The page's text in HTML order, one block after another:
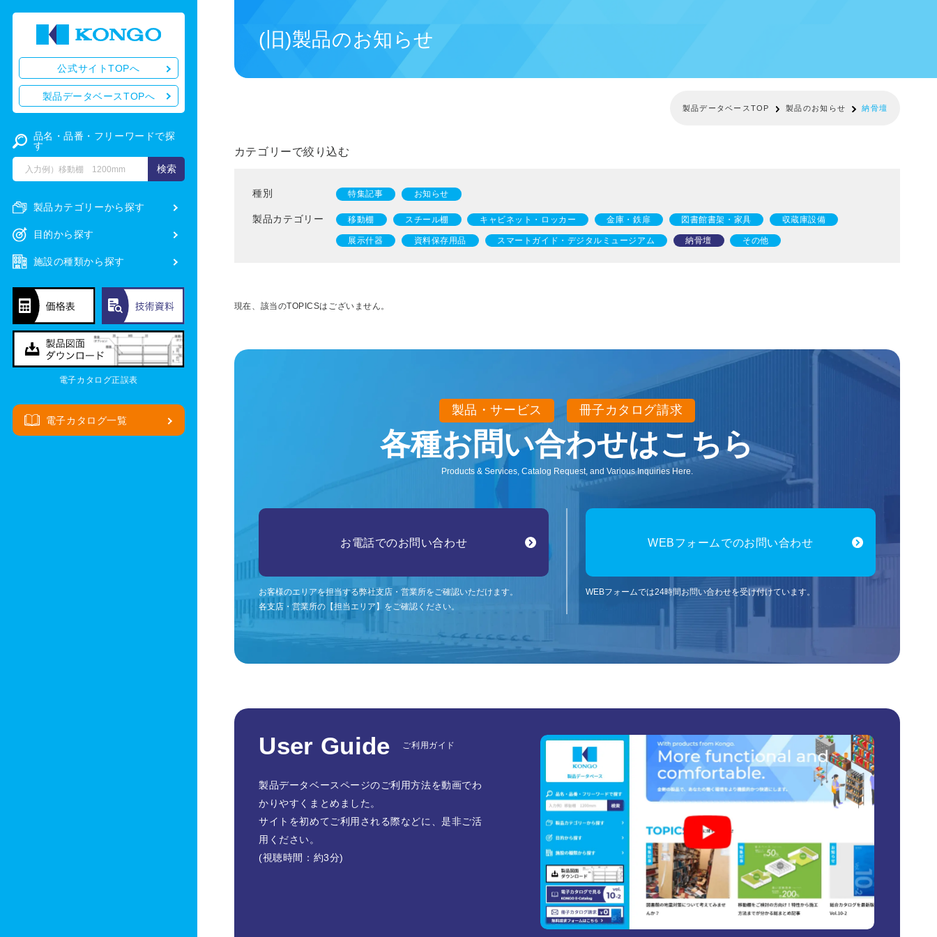
公式サイトTOPへ
製品データベースTOPへ
品名・品番・フリーワードで探
す
製品カテゴリーから探す
目的から探す
施設の種類から探す
電子カタログ正誤表
電子カタログ一覧
(旧)製品のお知らせ
製品データベースTOP 製品のお知らせ 納骨壇
カテゴリーで絞り込む
種別 特集記事 お知らせ
製品カテゴリー 移動棚 スチール棚 キャビネット・ロッカー 金庫・鉄扉 図書館書架・家具 収蔵庫設備
展示什器 資料保存用品 スマートガイド・デジタルミュージアム 納骨壇 その他
現在、該当のTOPICSはございません。
製品・サービス 冊子カタログ請求
各種お問い合わせはこちら
Products & Services, Catalog Request, and Various Inquiries Here.
お電話でのお問い合わせ
お客様のエリアを担当する弊社支店・営業所をご確認いただけます。
各支店・営業所の【担当エリア】をご確認ください。
WEBフォームでのお問い合わせ
WEBフォームでは24時間お問い合わせを受け付けています。
User Guide ご利用ガイド
製品データベースページのご利用方法を動画でわ
かりやすくまとめました。
サイトを初めてご利用される際などに、是非ご活
用ください。
(視聴時間：約3分)